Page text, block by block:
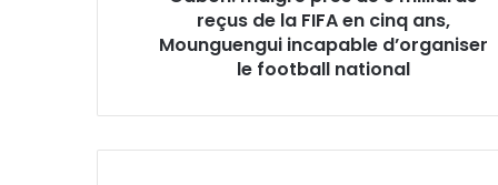
le
reçus de la FIFA en cinq ans,
Mounguengui incapable d’organiser
le football national